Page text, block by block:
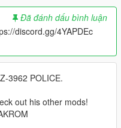
Đã đánh dấu bình luận
discord.gg/4YAPDEc
3962 POLICE.
out his other mods!